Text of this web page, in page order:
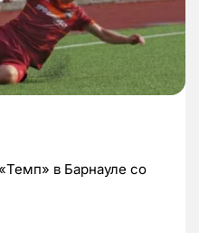
в Барнауле со